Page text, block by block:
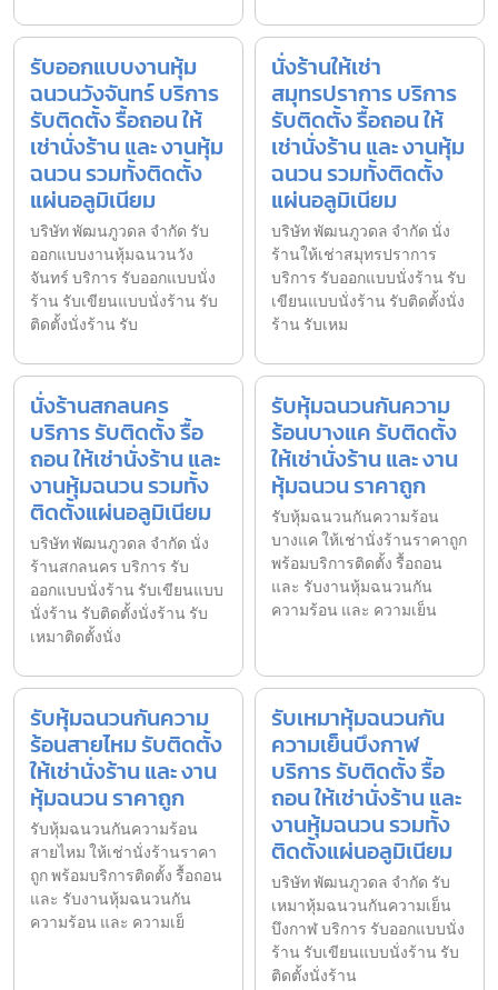
รับออกแบบงานหุ้ม
ฉนวนวังจันทร์ บริการ
รับติดตั้ง รื้อถอน ให้
เช่านั่งร้าน และ งานหุ้ม
ฉนวน รวมทั้งติดตั้ง
แผ่นอลูมิเนียม
บริษัท พัฒนภูวดล จำกัด รับ
ออกแบบงานหุ้มฉนวนวัง
จันทร์ บริการ รับออกแบบนั่ง
ร้าน รับเขียนแบบนั่งร้าน รับ
ติดตั้งนั่งร้าน รับ
นั่งร้านให้เช่า
สมุทรปราการ บริการ
รับติดตั้ง รื้อถอน ให้
เช่านั่งร้าน และ งานหุ้ม
ฉนวน รวมทั้งติดตั้ง
แผ่นอลูมิเนียม
บริษัท พัฒนภูวดล จำกัด นั่ง
ร้านให้เช่าสมุทรปราการ
บริการ รับออกแบบนั่งร้าน รับ
เขียนแบบนั่งร้าน รับติดตั้งนั่ง
ร้าน รับเหม
นั่งร้านสกลนคร
บริการ รับติดตั้ง รื้อ
ถอน ให้เช่านั่งร้าน และ
งานหุ้มฉนวน รวมทั้ง
ติดตั้งแผ่นอลูมิเนียม
บริษัท พัฒนภูวดล จำกัด นั่ง
ร้านสกลนคร บริการ รับ
ออกแบบนั่งร้าน รับเขียนแบบ
นั่งร้าน รับติดตั้งนั่งร้าน รับ
เหมาติดตั้งนั่ง
รับหุ้มฉนวนกันความ
ร้อนบางแค รับติดตั้ง
ให้เช่านั่งร้าน และ งาน
หุ้มฉนวน ราคาถูก
รับหุ้มฉนวนกันความร้อน
บางแค ให้เช่านั่งร้านราคาถูก
พร้อมบริการติดตั้ง รื้อถอน
และ รับงานหุ้มฉนวนกัน
ความร้อน และ ความเย็น
รับหุ้มฉนวนกันความ
ร้อนสายไหม รับติดตั้ง
ให้เช่านั่งร้าน และ งาน
หุ้มฉนวน ราคาถูก
รับหุ้มฉนวนกันความร้อน
สายไหม ให้เช่านั่งร้านราคา
ถูก พร้อมบริการติดตั้ง รื้อถอน
และ รับงานหุ้มฉนวนกัน
ความร้อน และ ความเย็
รับเหมาหุ้มฉนวนกัน
ความเย็นบึงกาฬ
บริการ รับติดตั้ง รื้อ
ถอน ให้เช่านั่งร้าน และ
งานหุ้มฉนวน รวมทั้ง
ติดตั้งแผ่นอลูมิเนียม
บริษัท พัฒนภูวดล จำกัด รับ
เหมาหุ้มฉนวนกันความเย็น
บึงกาฬ บริการ รับออกแบบนั่ง
ร้าน รับเขียนแบบนั่งร้าน รับ
ติดตั้งนั่งร้าน